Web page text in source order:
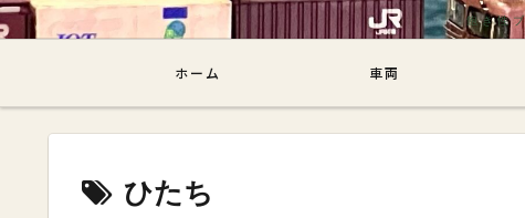
飽き性ブログ
ホーム 車両
ひたち